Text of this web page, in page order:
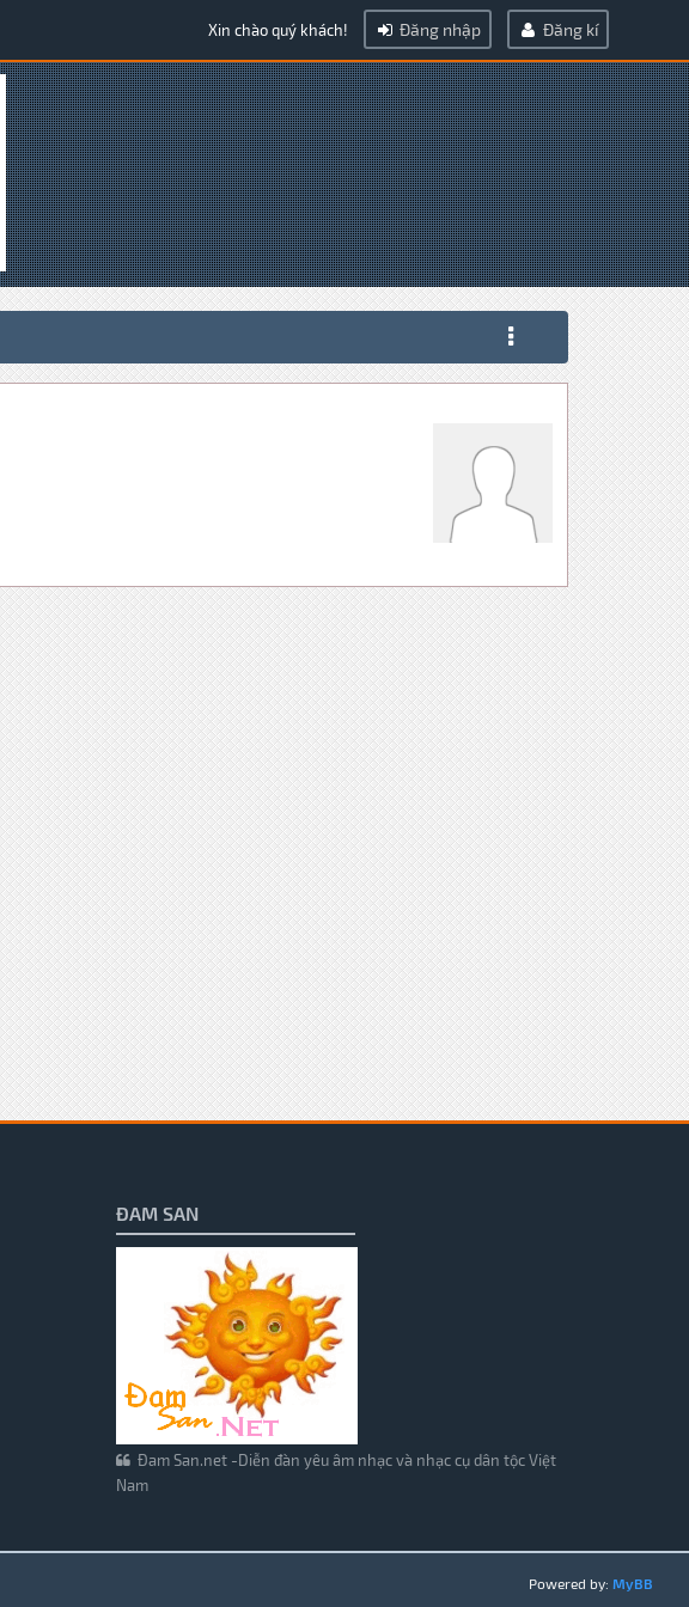
Xin chào quý khách! Đăng nhập Đăng kí
ĐAM SAN
Đam San.net -Diễn đàn yêu âm nhạc và nhạc cụ dân tộc Việt
Nam
Powered by: MyBB